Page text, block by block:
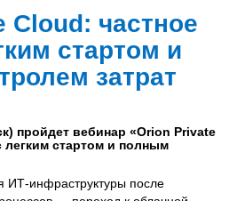
Cloud: частное
стартом и
затрат
пройдет вебинар «Orion Private
легким стартом и полным
ИТ-инфраструктуры после